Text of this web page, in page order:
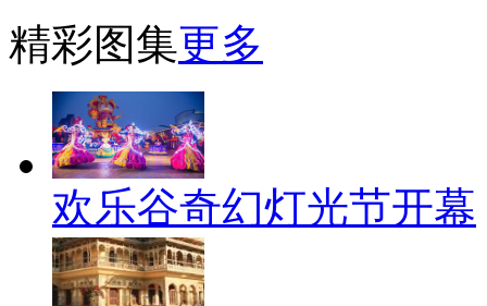
精彩图集更多
欢乐谷奇幻灯光节开幕